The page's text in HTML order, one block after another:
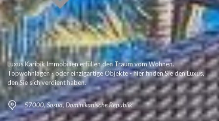
Luxus Karibik Immobilien erfüllen den Traum vom Wohnen.
Topwohnlagen - oder einzigartige Objekte - hier finden Sie den Luxus,
den Sie sich verdient haben.
57000, Sosua, Dominikanische Republik